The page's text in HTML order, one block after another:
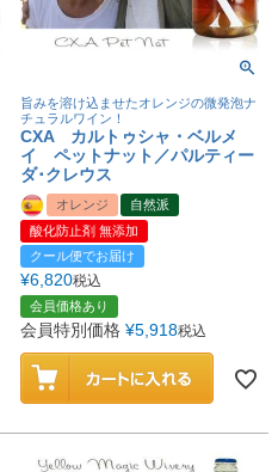
旨みを溶け込ませたオレンジの微発泡ナ
チュラルワイン！
CXA カルトゥシャ・ベルメ
イ ペットナット／パルティー
ダ･クレウス
オレンジ
自然派
酸化防止剤 無添加
クール便でお届け
¥6,820税込
会員価格あり
会員特別価格 ¥5,918税込